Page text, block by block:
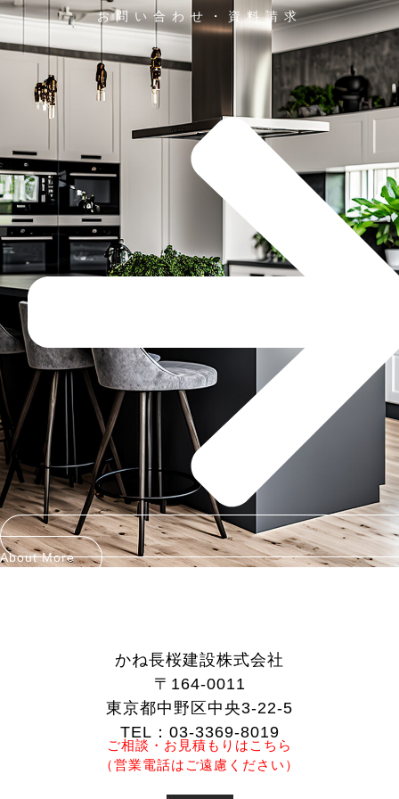
お問い合わせ・資料請求
About More
かね長桜建設株式会社
〒164-0011
東京都中野区中央3-22-5
TEL：03-3369-8019
ご相談・お見積もりはこちら
（営業電話はご遠慮ください）